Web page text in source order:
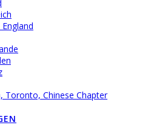
Toronto, Chinese Chapter